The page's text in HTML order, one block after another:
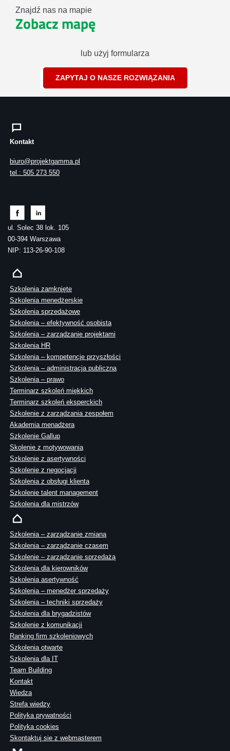
Znajdź nas na mapie
Zobacz mapę
lub użyj formularza
ZAPYTAJ O NASZE ROZWIĄZANIA
Kontakt
biuro@projektgamma.pl
tel.: 505 273 550
ul. Solec 38 lok. 105
00-394 Warszawa
NIP: 113-26-90-108
Szkolenia zamknięte
Szkolenia menedżerskie
Szkolenia sprzedażowe
Szkolenia – efektywność osobista
Szkolenia – zarządzanie projektami
Szkolenia HR
Szkolenia – kompetencje przyszłości
Szkolenia – administracja publiczna
Szkolenia – prawo
Terminarz szkoleń miękkich
Terminarz szkoleń eksperckich
Szkolenie z zarządzania zespołem
Akademia menadżera
Szkolenie Gallup
Skolenie z motywowania
Szkolenie z asertywności
Szkolenie z negocjacji
Szkolenia z obsługi klienta
Szkolenie talent management
Szkolenia dla mistrzów
Szkolenia – zarządzanie zmianą
Szkolenia – zarządzanie czasem
Szkolenie – zarządzanie sprzedażą
Szkolenia dla kierowników
Szkolenia asertywność
Szkolenia – menedżer sprzedaży
Szkolenia – techniki sprzedaży
Szkolenia dla brygadzistów
Szkolenie z komunikacji
Ranking firm szkoleniowych
Szkolenia otwarte
Szkolenia dla IT
Team Building
Kontakt
Wiedza
Strefa wiedzy
Polityka prywatności
Polityka cookies
Skontaktuj sie z webmasterem